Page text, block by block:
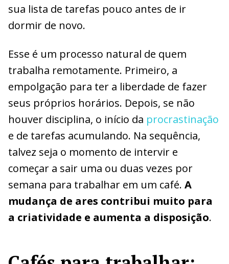
sua lista de tarefas pouco antes de ir
dormir de novo.
Esse é um processo natural de quem
trabalha remotamente. Primeiro, a
empolgação para ter a liberdade de fazer
seus próprios horários. Depois, se não
houver disciplina, o início da procrastinação
e de tarefas acumulando. Na sequência,
talvez seja o momento de intervir e
começar a sair uma ou duas vezes por
semana para trabalhar em um café. A
mudança de ares contribui muito para
a criatividade e aumenta a disposição.